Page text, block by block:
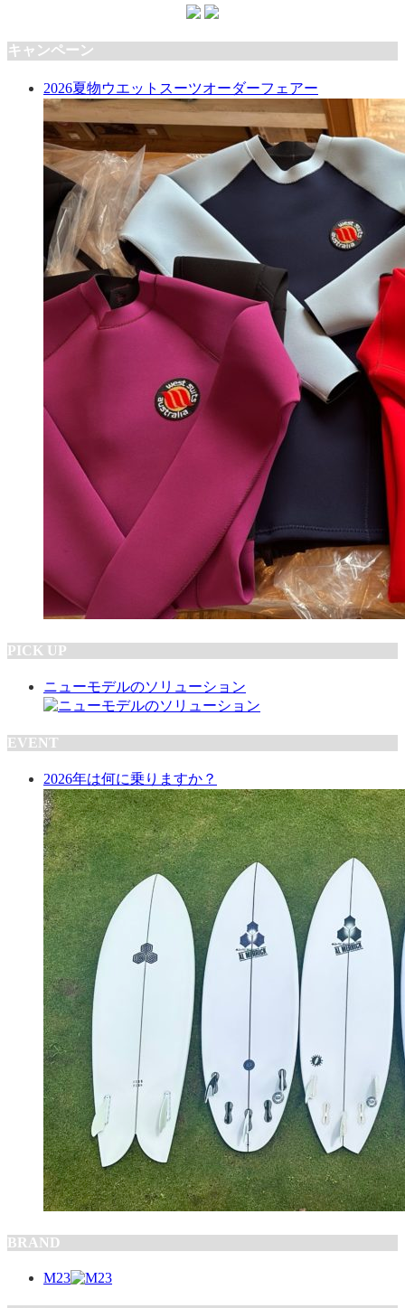
キャンペーン
2026夏物ウエットスーツオーダーフェアー
PICK UP
ニューモデルのソリューション
EVENT
2026年は何に乗りますか？
BRAND
M23